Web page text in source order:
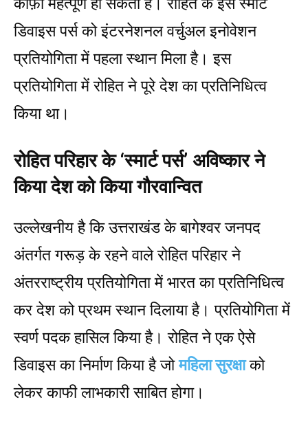
डिवाइस पर्स को इंटरनेशनल वर्चुअल इनोवेशन
प्रतियोगिता में पहला स्थान मिला है। इस
प्रतियोगिता में रोहित ने पूरे देश का प्रतिनिधित्व
किया था।
रोहित परिहार के ‘स्मार्ट पर्स’ अविष्कार ने
किया देश को किया गौरवान्वित
उल्लेखनीय है कि उत्तराखंड के बागेश्वर जनपद
अंतर्गत गरूड़ के रहने वाले रोहित परिहार ने
अंतरराष्ट्रीय प्रतियोगिता में भारत का प्रतिनिधित्व
कर देश को प्रथम स्थान दिलाया है। प्रतियोगिता में
स्वर्ण पदक हासिल किया है। रोहित ने एक ऐसे
डिवाइस का निर्माण किया है जोमहिला सुरक्षाको
लेकर काफी लाभकारी साबित होगा।